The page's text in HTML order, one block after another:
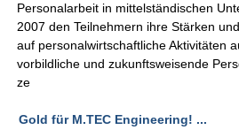
Personalarbeit in mittelständischen
2007 den Teilnehmern ihre Stärken
auf personalwirtschaftliche Aktivitäten
vorbildliche und zukunftsweisende
ze
Gold für M.TEC Engineering! ...